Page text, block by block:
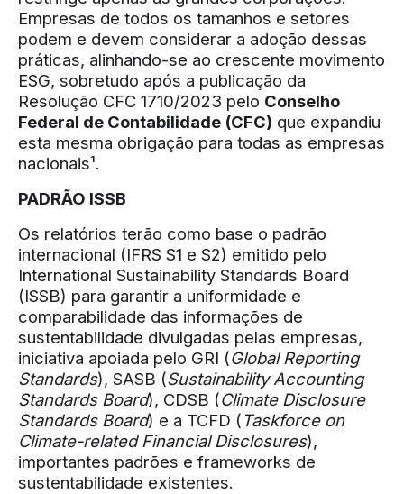
Empresas de todos os tamanhos e setores
podem e devem considerar a adoção dessas
práticas, alinhando-se ao crescente movimento
ESG, sobretudo após a publicação da
Resolução CFC 1710/2023 pelo Conselho
Federal de Contabilidade (CFC) que expandiu
esta mesma obrigação para todas as empresas
nacionais¹.
PADRÃO ISSB
Os relatórios terão como base o padrão
internacional (IFRS S1 e S2) emitido pelo
International Sustainability Standards Board
(ISSB) para garantir a uniformidade e
comparabilidade das informações de
sustentabilidade divulgadas pelas empresas,
iniciativa apoiada pelo GRI (Global Reporting
Standards), SASB (Sustainability Accounting
Standards Board), CDSB (Climate Disclosure
Standards Board) e a TCFD ( Taskforce on
Climate-related Financial Disclosures),
importantes padrões e frameworks de
sustentabilidade existentes.